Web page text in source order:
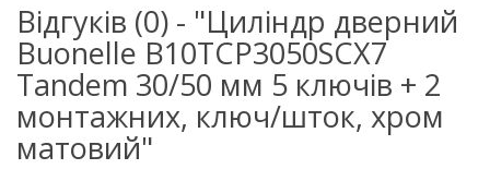
Відгуків (0) - "Циліндр дверний
Buonellе B10TCP3050SCX7
Tandem 30/50 мм 5 ключів + 2
монтажних, ключ/шток, хром
матовий"